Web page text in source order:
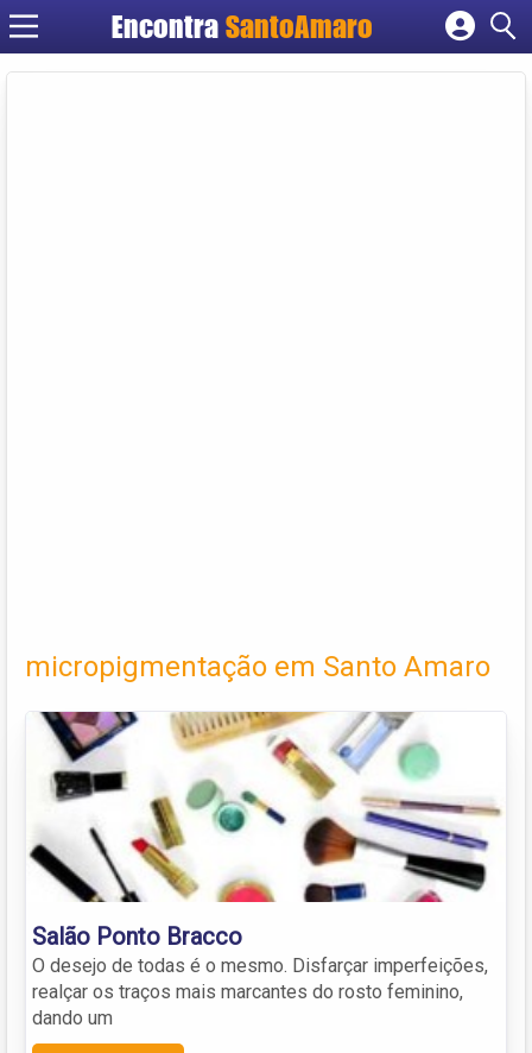
Encontra SantoAmaro
Cadastrar empresa
micropigmentação em Santo Amaro
Salão Ponto Bracco
O desejo de todas é o mesmo. Disfarçar imperfeições,
realçar os traços mais marcantes do rosto feminino,
dando um